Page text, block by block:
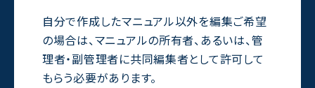
自分で作成したマニュアル以外を編集ご希望
の場合は、マニュアルの所有者、あるいは、管
理者・副管理者に共同編集者として許可して
もらう必要があります。